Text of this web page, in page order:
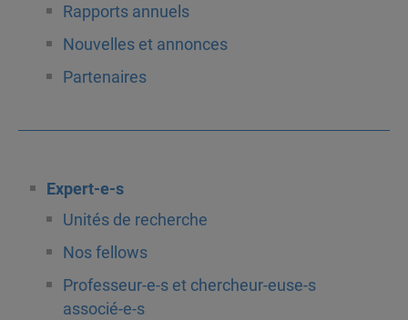
Rapports annuels
Nouvelles et annonces
Partenaires
Expert-e-s
Unités de recherche
Nos fellows
Professeur-e-s et chercheur-euse-s
associé-e-s